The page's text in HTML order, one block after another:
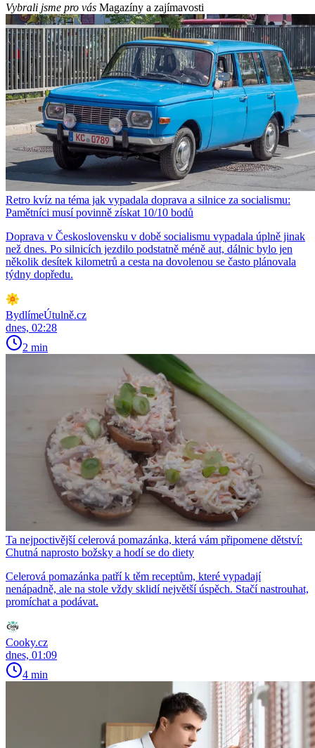
Vybrali jsme pro vás Magazíny a zajímavosti
Retro kvíz na téma jak vypadala doprava a silnice za socialismu:
Pamětníci musí povinně získat 10/10 bodů
Doprava v Československu v době socialismu vypadala úplně jinak
než dnes. Po silnicích jezdilo podstatně méně aut, dálnic bylo jen
několik desítek kilometrů a cesta na dovolenou se často plánovala
týdny dopředu.
BydlímeÚtulně.cz
dnes, 02:28
2 min
Ta nejpoctivější celerová pomazánka, která vám připomene dětství:
Chutná naprosto božsky a hodí se do diety
Celerová pomazánka patří k těm receptům, které vypadají
nenápadně, ale na stole vždy sklidí největší úspěch. Stačí nastrouhat,
promíchat a podávat.
Cooky.cz
dnes, 01:09
4 min